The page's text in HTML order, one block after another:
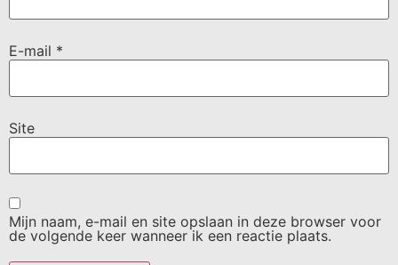
E-mail *
Site
Mijn naam, e-mail en site opslaan in deze browser voor
de volgende keer wanneer ik een reactie plaats.